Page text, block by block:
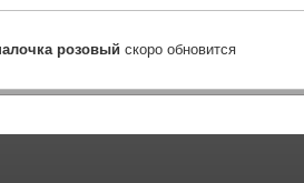
розовый скоро обновится